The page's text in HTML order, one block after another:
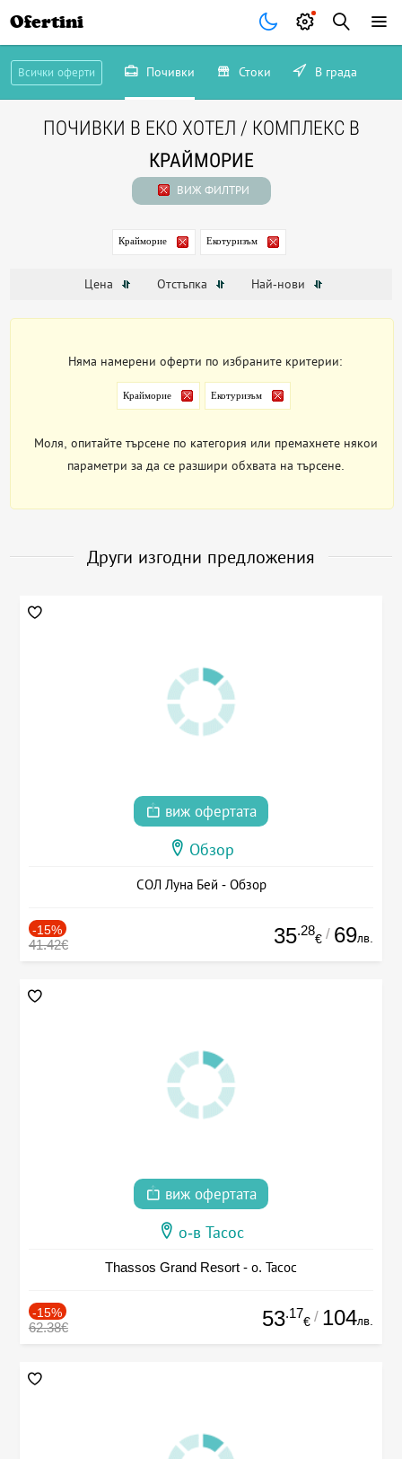
Ofertini
Всички оферти Почивки Стоки В града
ПОЧИВКИ В ЕКО ХОТЕЛ / КОМПЛЕКС В
КРАЙМОРИЕ
ВИЖ ФИЛТРИ
Крайморие Екотуризъм
Цена Отстъпка Най-нови
Няма намерени оферти по избраните критерии:
Крайморие Екотуризъм
Моля, опитайте търсене по категория или премахнете някои
параметри за да се разшири обхвата на търсене.
Други изгодни предложения
виж офертата
Обзор
СОЛ Луна Бей - Обзор
-15%
41.42€ 35.28
€ / 69лв.
виж офертата
о-в Тасос
Thassos Grand Resort - о. Тасос
-15%
62.38€ 53.17
€ / 104лв.